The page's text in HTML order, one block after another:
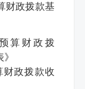
财政拨款基
算财政拨
财政拨款收